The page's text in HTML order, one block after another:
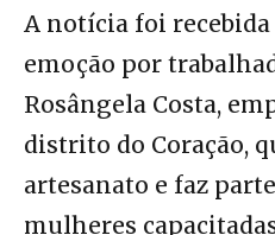
A notícia foi
emoção por
Rosângela Costa,
distrito do Coração,
artesanato e faz
mulheres